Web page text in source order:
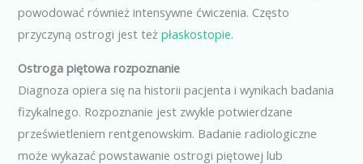
powodować również intensywne ćwiczenia. Często
przyczyną ostrogi jest teżpłaskostopie.
Ostroga piętowa rozpoznanie
Diagnoza opiera się na historii pacjenta i wynikach badania
fizykalnego. Rozpoznanie jest zwykle potwierdzane
prześwietleniem rentgenowskim. Badanie radiologiczne
może wykazać powstawanie ostrogi piętowej lub